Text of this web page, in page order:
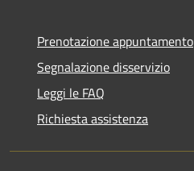
Prenotazione appuntamento
Segnalazione disservizio
Leggi le FAQ
Richiesta assistenza